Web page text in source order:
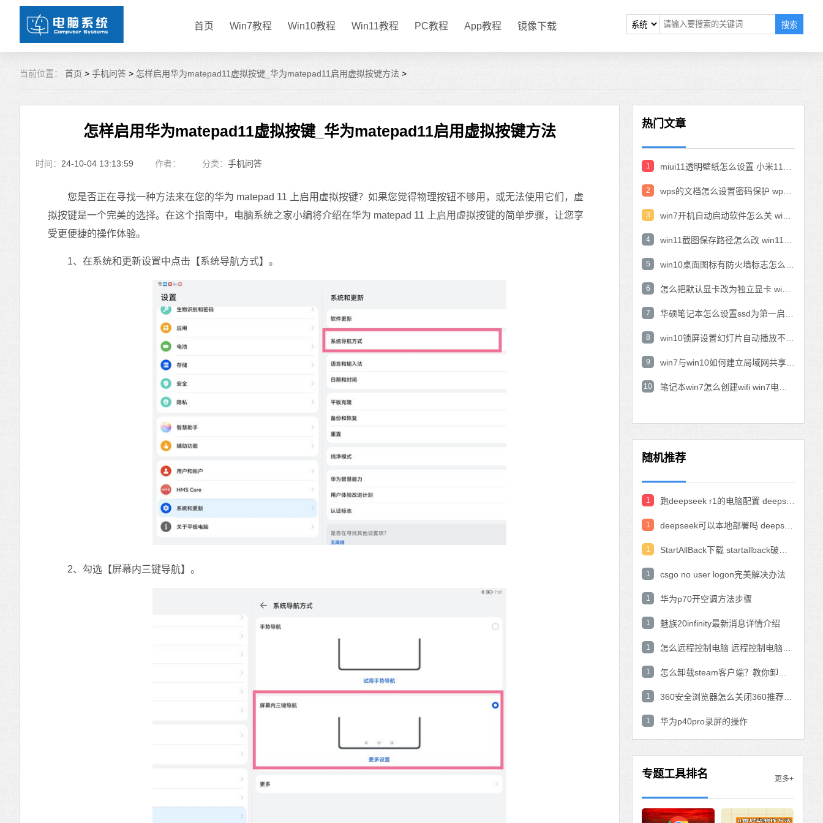
首页 Win7教程 Win10教程 Win11教程 PC教程 App教程 镜像下载 搜索
当前位置： 首页 > 手机问答 > 怎样启用华为matepad11虚拟按键_华为matepad11启用虚拟按键方法 >
怎样启用华为matepad11虚拟按键_华为matepad11启用虚拟按键方法
时间： 24-10-04 13:13:59 作者： 分类： 手机问答
您是否正在寻找一种方法来在您的华为 matepad 11 上启用虚拟按键？如果您觉得物理按钮不够用，或无法使用它们，虚
拟按键是一个完美的选择。在这个指南中，电脑系统之家小编将介绍在华为 matepad 11 上启用虚拟按键的简单步骤，让您享
受更便捷的操作体验。
1、在系统和更新设置中点击【系统导航方式】。
2、勾选【屏幕内三键导航】。
热门文章
1
2
3
4
5
6
7
8
9
10
随机推荐
1
1
1
1 csgo no user logon完美解决办法
1 华为p70开空调方法步骤
1 魅族20infinity最新消息详情介绍
1
1
1
1 华为p40pro录屏的操作
专题工具排名 更多+